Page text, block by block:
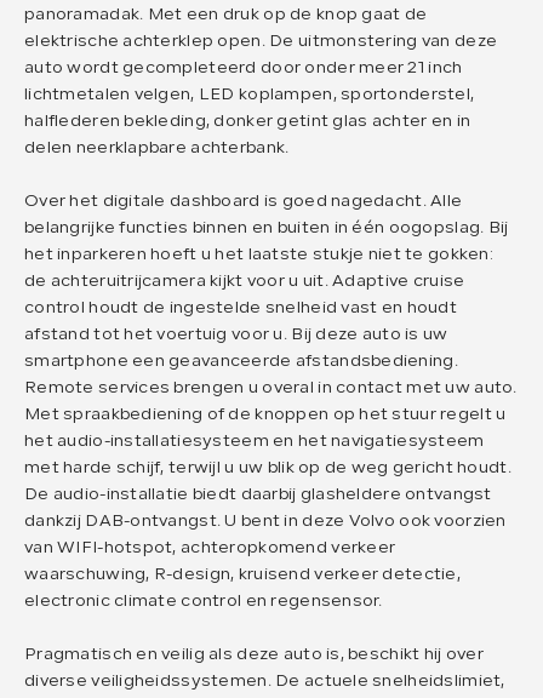
panoramadak. Met een druk op de knop gaat de
elektrische achterklep open. De uitmonstering van deze
auto wordt gecompleteerd door onder meer 21 inch
lichtmetalen velgen, LED koplampen, sportonderstel,
halflederen bekleding, donker getint glas achter en in
delen neerklapbare achterbank.
Over het digitale dashboard is goed nagedacht. Alle
belangrijke functies binnen en buiten in één oogopslag. Bij
het inparkeren hoeft u het laatste stukje niet te gokken:
de achteruitrijcamera kijkt voor u uit. Adaptive cruise
control houdt de ingestelde snelheid vast en houdt
afstand tot het voertuig voor u. Bij deze auto is uw
smartphone een geavanceerde afstandsbediening.
Remote services brengen u overal in contact met uw auto.
Met spraakbediening of de knoppen op het stuur regelt u
het audio-installatiesysteem en het navigatiesysteem
met harde schijf, terwijl u uw blik op de weg gericht houdt.
De audio-installatie biedt daarbij glasheldere ontvangst
dankzij DAB-ontvangst. U bent in deze Volvo ook voorzien
van WIFI-hotspot, achteropkomend verkeer
waarschuwing, R-design, kruisend verkeer detectie,
electronic climate control en regensensor.
Pragmatisch en veilig als deze auto is, beschikt hij over
diverse veiligheidssystemen. De actuele snelheidslimiet,